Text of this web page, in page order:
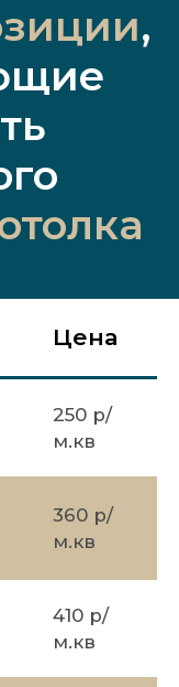
,
Цена
250 р/
м.кв
360 р/
м.кв
410 р/
м.кв